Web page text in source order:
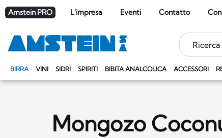
Amstein PRO L'impresa Eventi Contatto
BIRRA VINI SIDRI SPIRITI BIBITA ANALCOLICA ACCESSORI
Parole
chiave
Mongozo